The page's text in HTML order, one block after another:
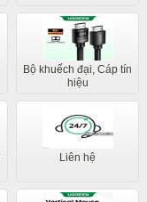
Bộ khuếch đại, Cáp tín
hiệu
Liên hệ